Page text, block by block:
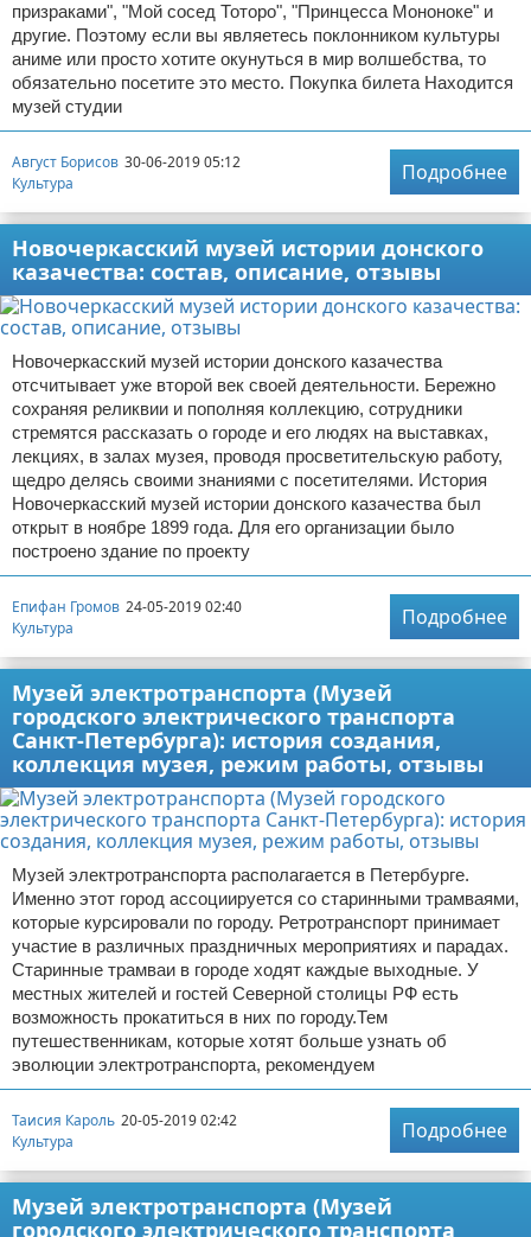
призраками", "Мой сосед Тоторо", "Принцесса Мононоке" и
другие. Поэтому если вы являетесь поклонником культуры
аниме или просто хотите окунуться в мир волшебства, то
обязательно посетите это место. Покупка билета Находится
музей студии
Август Борисов 30-06-2019 05:12
Культура
Подробнее
Новочеркасский музей истории донского
казачества: состав, описание, отзывы
Новочеркасский музей истории донского казачества
отсчитывает уже второй век своей деятельности. Бережно
сохраняя реликвии и пополняя коллекцию, сотрудники
стремятся рассказать о городе и его людях на выставках,
лекциях, в залах музея, проводя просветительскую работу,
щедро делясь своими знаниями с посетителями. История
Новочеркасский музей истории донского казачества был
открыт в ноябре 1899 года. Для его организации было
построено здание по проекту
Епифан Громов 24-05-2019 02:40
Культура
Подробнее
Музей электротранспорта (Музей
городского электрического транспорта
Санкт-Петербурга): история создания,
коллекция музея, режим работы, отзывы
Музей электротранспорта располагается в Петербурге.
Именно этот город ассоциируется со старинными трамваями,
которые курсировали по городу. Ретротранспорт принимает
участие в различных праздничных мероприятиях и парадах.
Старинные трамваи в городе ходят каждые выходные. У
местных жителей и гостей Северной столицы РФ есть
возможность прокатиться в них по городу.Тем
путешественникам, которые хотят больше узнать об
эволюции электротранспорта, рекомендуем
Таисия Кароль 20-05-2019 02:42
Культура
Подробнее
Музей электротранспорта (Музей
городского электрического транспорта